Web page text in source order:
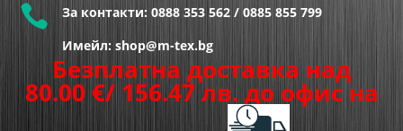
 За контакти: 0888 353 562 / 0885 855 799
Имейл: shop@m-tex.bg
Безплатна доставка над
80.00 €/ 156.47 лв. до офис на